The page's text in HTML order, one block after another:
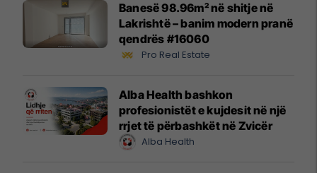
Banesë 98.96m² në shitje në
Lakrishtë – banim modern pranë
qendrës #16060
Pro Real Estate
Alba Health bashkon
profesionistët e kujdesit në një
rrjet të përbashkët në Zvicër
Alba Health